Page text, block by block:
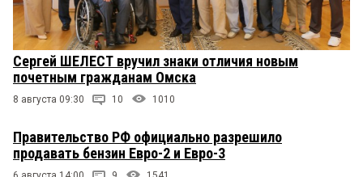
Сергей ШЕЛЕСТ вручил знаки отличия новым
почетным гражданам Омска
8 августа 09:30 10 1010
Правительство РФ официально разрешило
продавать бензин Евро-2 и Евро-3